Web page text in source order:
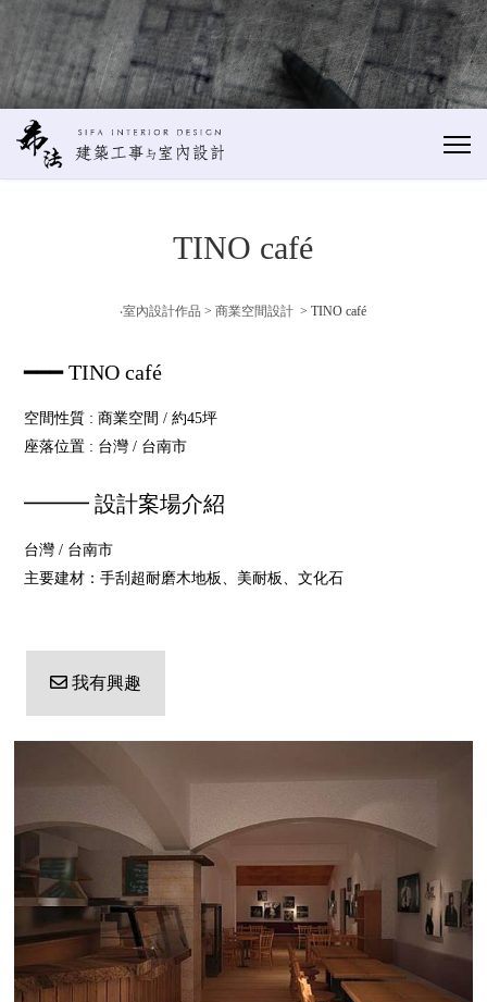
TINO café
‧室內設計作品 >商業空間設計 > TINO café
━━━ TINO café
空間性質 : 商業空間 / 約45坪
座落位置 : 台灣 / 台南市
━━━ 設計案場介紹
台灣 / 台南市
主要建材：手刮超耐磨木地板、美耐板、文化石
我有興趣